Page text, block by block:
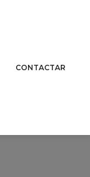
CONTACTAR